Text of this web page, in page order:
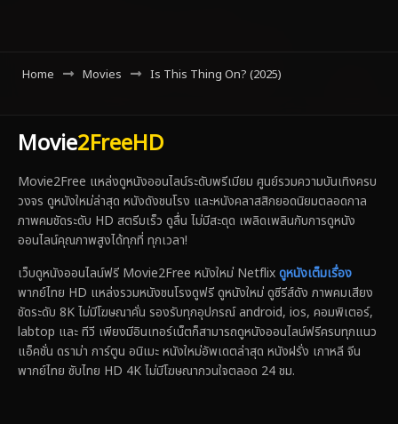
Home Movies Is This Thing On? (2025)
Movie2FreeHD
Movie2Free แหล่งดูหนังออนไลน์ระดับพรีเมียม ศูนย์รวมความบันเทิงครบ
วงจร ดูหนังใหม่ล่าสุด หนังดังชนโรง และหนังคลาสสิกยอดนิยมตลอดกาล
ภาพคมชัดระดับ HD สตรีมเร็ว ดูลื่น ไม่มีสะดุด เพลิดเพลินกับการดูหนัง
ออนไลน์คุณภาพสูงได้ทุกที่ ทุกเวลา!
เว็บดูหนังออนไลน์ฟรี Movie2Free หนังใหม่ Netflixดูหนังเต็มเรื่อง
พากย์ไทย HD แหล่งรวมหนังชนโรงดูฟรี ดูหนังใหม่ ดูซีรีส์ดัง ภาพคมเสียง
ชัดระดับ 8K ไม่มีโฆษณาคั่น รองรับทุกอุปกรณ์ android, ios, คอมพิเตอร์,
labtop และ ทีวี เพียงมีอินเทอร์เน็ตก็สามารถดูหนังออนไลน์ฟรีครบทุกแนว
แอ็คชั่น ดราม่า การ์ตูน อนิเมะ หนังใหม่อัพเดตล่าสุด หนังฝรั่ง เกาหลี จีน
พากย์ไทย ซับไทย HD 4K ไม่มีโฆษณากวนใจตลอด 24 ชม.